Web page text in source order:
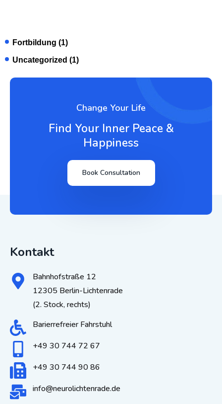
Fortbildung (1)
Uncategorized (1)
Change Your Life
Find Your Inner Peace &
Happiness
Book Consultation
Kontakt
Bahnhofstraße 12
12305 Berlin-Lichtenrade
(2. Stock, rechts)
Barierrefreier Fahrstuhl
+49 30 744 72 67
+49 30 744 90 86
info@neurolichtenrade.de